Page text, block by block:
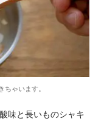
ちゃいます。
味と長いものシャキ